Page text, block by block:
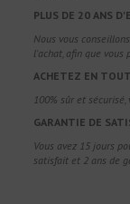
PLUS DE 20 ANS
Nous vous
l'achat, afin que
ACHETEZ EN
100% sûr et
GARANTIE DE
Vous avez 15 jours
satisfait et 2 ans de